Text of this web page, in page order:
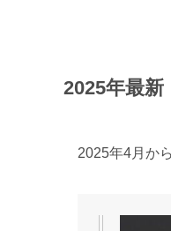
2025年最
2025年4月か